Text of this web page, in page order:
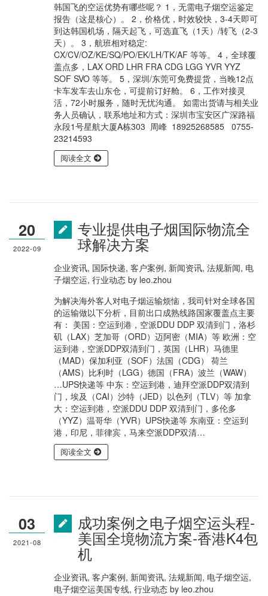
韩国飞的空运优势有哪些呢？ 1，无需电子烟空运鉴定
报告（这是核心）。 2，价格优，时效较快，3-4天即可
到达韩国机场，隔天起飞，可选直飞（1天）/转飞（2-3
天）。 3，航班相对稳定:
CX/CV/OZ/KE/SQ/PO/EK/LH/TK/AF 等等。 4，全球覆
盖点多，LAX ORD LHR FRA CDG LGG YVR YYZ
SOF SVO 等等。 5，深圳/东莞可免费提货，当晚12点
卡车发车去山东仓，可提前订好舱。 6，工作对接灵
活，72小时服务，随时无忧沟通。 如需出货请与相关业
务人员确认，联系地址和方式：深圳市宝安区广深路福
永段1号星航大厦A栋303 周峰 18925268585 0755-
23214593
阅读全文
专业提供电子烟国际物流全
球解决方案
企业资讯, 国际快递, 客户案例, 新闻资讯, 法规新闻, 电
子烟空运, 行业动态 by leo.zhou
为解决海外客人对电子烟运输烦恼，我司针对全球各国
的运输做以下分析，目前出口成熟线路国家覆盖点主要
有： 美国：空运到港，空派DDU DDP 双清到门，洛杉
矶（LAX）芝加哥（ORD）迈阿密（MIA）等 欧洲：空
运到港，空派DDP双清到门，英国（LHR）马德里
（MAD）保加利亚（SOF）法国（CDG） 荷兰
（AMS）比利时（LGG）德国（FRA）波兰（WAW）
…UPS快递等 中东：空运到港，迪拜空派DDP双清到
门，埃及（CAI）沙特（JED）以色列（TLV）等 加拿
大：空运到港，空派DDU DDP 双清到门，多伦多
（YYZ）温哥华（YVR）UPS快递等 东南亚：空运到
港，印尼，菲律宾，马来空派DDP双清…
阅读全文
20
2022-09
成功案例之电子烟空运头程-
美国全境物流方案-香港K4包
机
企业资讯, 客户案例, 新闻资讯, 法规新闻, 电子烟空运,
电子烟空运美国专线, 行业动态 by leo.zhou
03
2021-08